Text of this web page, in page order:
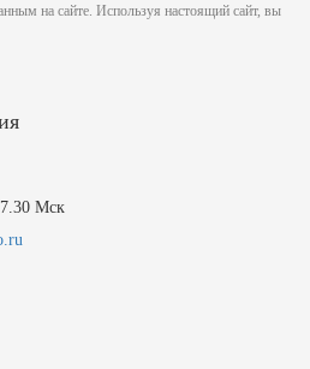
Мск
на сайте. Используя настоящий сайт, вы